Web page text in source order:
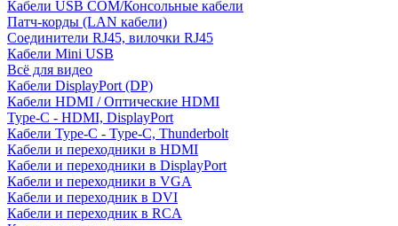
Кабели USB COM/Консольные кабели
Патч-корды (LAN кабели)
Соединители RJ45, вилочки RJ45
Кабели Mini USB
Всё для видео
Кабели DisplayPort (DP)
Кабели HDMI / Оптические HDMI
Type-C - HDMI, DisplayPort
Кабели Type-C - Type-C, Thunderbolt
Кабели и переходники в HDMI
Кабели и переходники в DisplayPort
Кабели и переходники в VGA
Кабели и переходник в DVI
Кабели и переходник в RCA